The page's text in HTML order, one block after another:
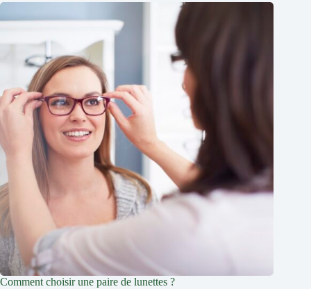
Comment choisir une paire de lunettes ?